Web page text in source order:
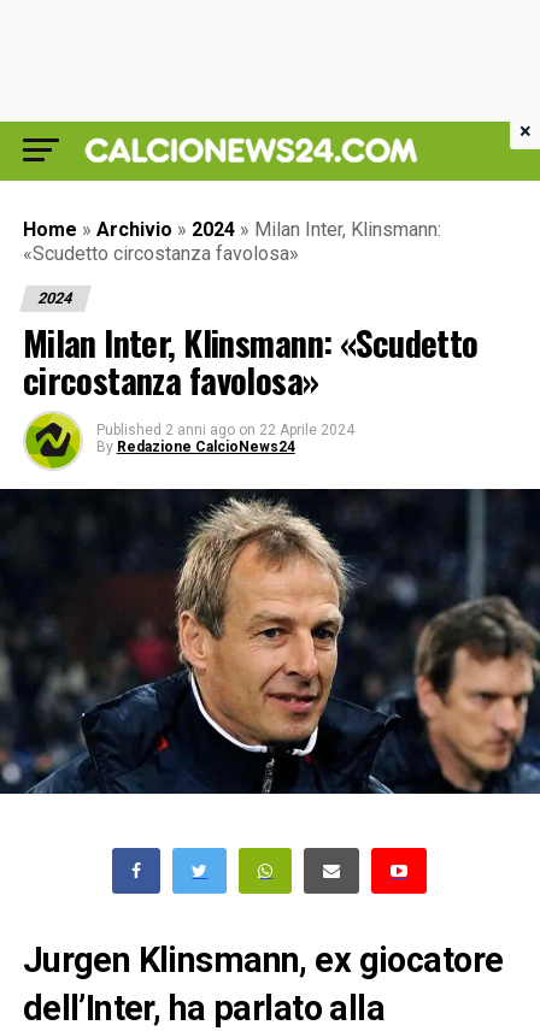
Home » Archivio » 2024 » Milan Inter, Klinsmann:
«Scudetto circostanza favolosa»
2024
Milan Inter, Klinsmann: «Scudetto
circostanza favolosa»
Published 2 anni ago on 22 Aprile 2024
By Redazione CalcioNews24
Jurgen Klinsmann, ex giocatore
dell’Inter, ha parlato alla
×